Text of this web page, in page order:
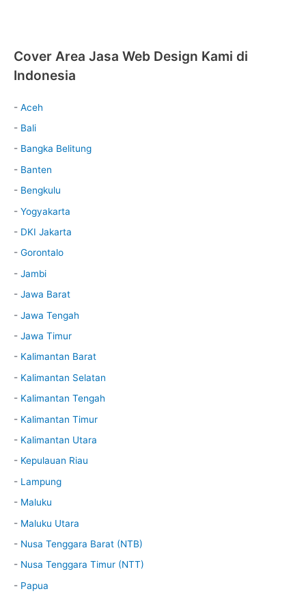
Cover Area Jasa Web Design Kami di
Indonesia
- Aceh
- Bali
- Bangka Belitung
- Banten
- Bengkulu
- Yogyakarta
- DKI Jakarta
- Gorontalo
- Jambi
- Jawa Barat
- Jawa Tengah
- Jawa Timur
- Kalimantan Barat
- Kalimantan Selatan
- Kalimantan Tengah
- Kalimantan Timur
- Kalimantan Utara
- Kepulauan Riau
- Lampung
- Maluku
- Maluku Utara
- Nusa Tenggara Barat (NTB)
- Nusa Tenggara Timur (NTT)
- Papua